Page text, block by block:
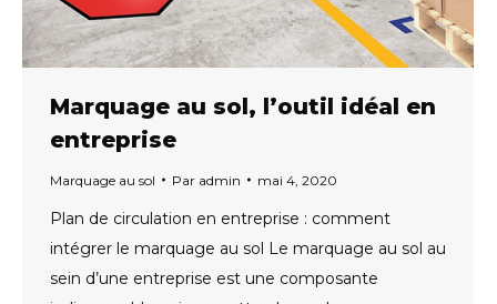
Marquage au sol, l’outil idéal en
entreprise
Marquage au sol Par admin mai 4, 2020
Plan de circulation en entreprise : comment
intégrer le marquage au sol Le marquage au sol au
sein d’une entreprise est une composante